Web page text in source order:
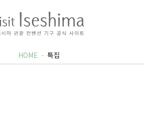
HOME 특집